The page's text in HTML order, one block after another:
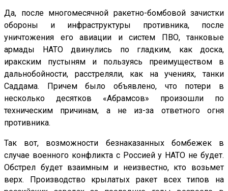
Да, после многомесячной ракетно-бомбовой зачистки
обороны и инфраструктуры противника, после
уничтожения его авиации и систем ПВО, танковые
армады НАТО двинулись по гладким, как доска,
иракским пустыням и пользуясь преимуществом в
дальнобойности, расстреляли, как на учениях, танки
Саддама. Причем было объявлено, что потери в
несколько десятков «Абрамсов» произошли по
техническим причинам, а не из-за ответного огня
противника.
Так вот, возможности безнаказанных бомбежек в
случае военного конфликта с Россией у НАТО не будет.
Обстрел будет взаимным и неизвестно, кто возьмет
верх. Производство крылатых ракет всех типов на